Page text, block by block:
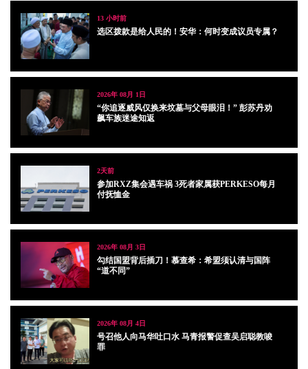
13 小时前
选区拨款是给人民的！安华：何时变成议员专属？
2026年 08月 1日
“你追逐威风仅换来坟墓与父母眼泪！” 彭苏丹劝
飙车族迷途知返
2天前
参加RXZ集会遇车祸 3死者家属获PERKESO每月
付抚恤金
2026年 08月 3日
勾结国盟背后插刀！慕查希：希盟须认清与国阵
“道不同”
2026年 08月 4日
号召他人向马华吐口水 马青报警促查吴启聪教唆
罪